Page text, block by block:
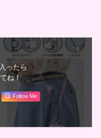
ったら
ね！
Follow Me